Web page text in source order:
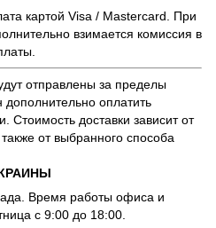
картой Visa / Mastercard. При
взимается комиссия в
отправлены за пределы
оплатить
Стоимость доставки зависит от
от выбранного способа
Время работы офиса и
с 9:00 до 18:00.